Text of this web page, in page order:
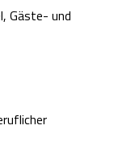
Gäste- und